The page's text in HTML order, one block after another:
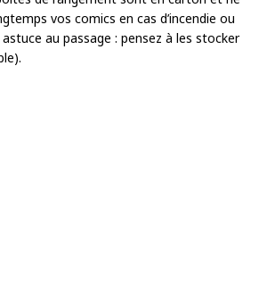
vos comics en cas d’incendie ou
au passage : pensez à les stocker